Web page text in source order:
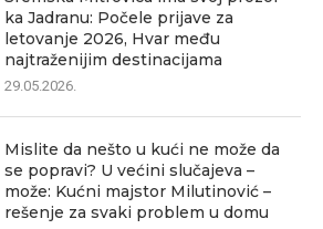
ka Jadranu: Počele prijave za
letovanje 2026, Hvar među
najtraženijim destinacijama
29.05.2026.
Mislite da nešto u kući ne može da
se popravi? U većini slučajeva –
može: Kućni majstor Milutinović –
rešenje za svaki problem u domu